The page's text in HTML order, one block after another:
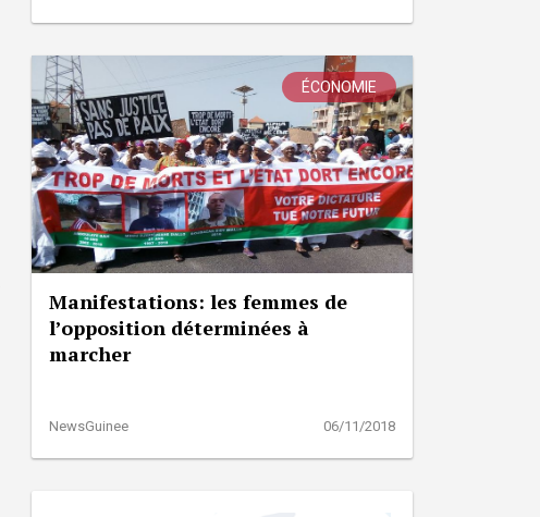
ÉCONOMIE
Manifestations: les femmes de
l’opposition déterminées à
marcher
NewsGuinee 06/11/2018